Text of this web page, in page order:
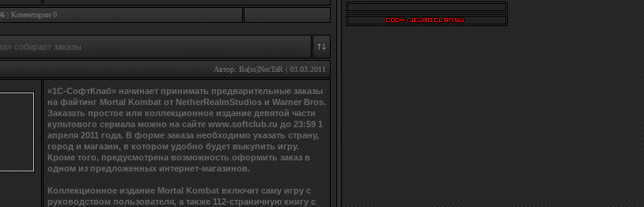
Коментарии 0
собирает заказы
Автор: Ba[ss]NecTaR | 03.03.2011
«1С-СофтКлаб» начинает принимать предварительные заказы
на файтинг Mortal Kombat от NetherRealmStudios и Warner Bros.
Заказать простое или коллекционное издание девятой части
культового сериала можно на сайте www.softclub.ru до 23:59 1
апреля 2011 года. В форме заказа необходимо указать страну,
город и магазин, в котором удобно будет выкупить игру.
Кроме того, предусмотрена возможность оформить заказ в
одном из предложенных интернет-магазинов.
Коллекционное издание Mortal Kombat включит саму игру с
руководством пользователя, а также 112-страничную книгу с